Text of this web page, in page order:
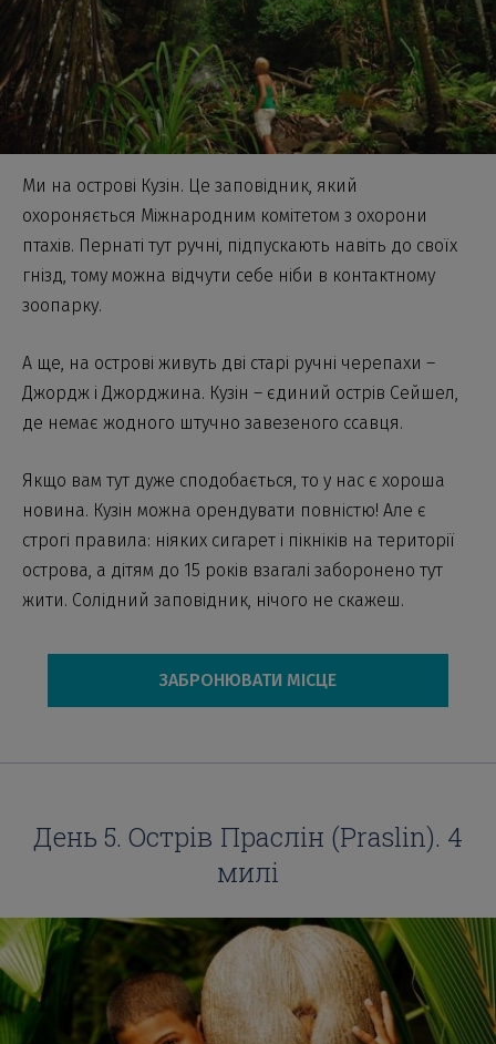
Ми на острові Кузін. Це заповідник, який
охороняється Міжнародним комітетом з охорони
птахів. Пернаті тут ручні, підпускають навіть до своїх
гнізд, тому можна відчути себе ніби в контактному
зоопарку.
А ще, на острові живуть дві старі ручні черепахи –
Джордж і Джорджина. Кузін – єдиний острів Сейшел,
де немає жодного штучно завезеного ссавця.
Якщо вам тут дуже сподобається, то у нас є хороша
новина. Кузін можна орендувати повністю! Але є
строгі правила: ніяких сигарет і пікніків на території
острова, а дітям до 15 років взагалі заборонено тут
жити. Солідний заповідник, нічого не скажеш.
ЗАБРОНЮВАТИ МІСЦЕ
День 5. Oстрів Праслін (Praslin). 4
милі